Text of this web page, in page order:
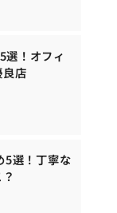
選！オフィ
良店
5選！丁寧な